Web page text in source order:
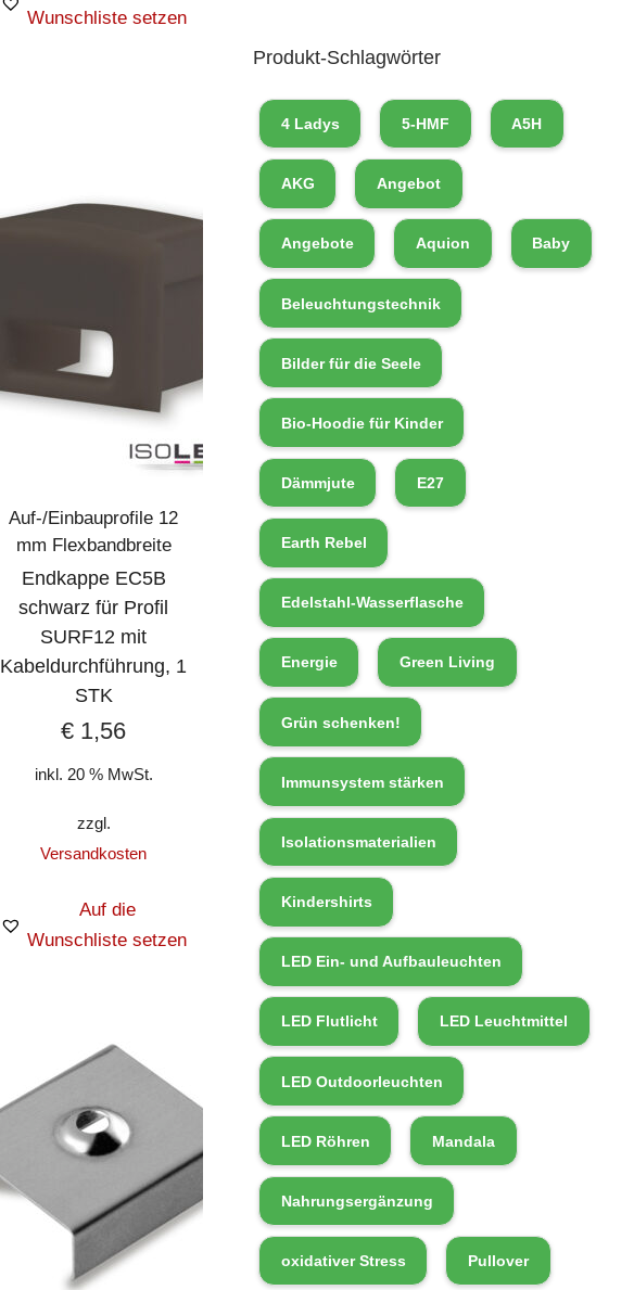
Wunschliste setzen
Auf-/Einbauprofile 12
mm Flexbandbreite
Endkappe EC5B
schwarz für Profil
SURF12 mit
Kabeldurchführung, 1
STK
€ 1,56
inkl. 20 % MwSt.
zzgl.
Versandkosten
Auf die
Wunschliste setzen
Produkt-Schlagwörter
4 Ladys 5-HMF A5H
AKG Angebot
Angebote Aquion Baby
Beleuchtungstechnik
Bilder für die Seele
Bio-Hoodie für Kinder
Dämmjute E27
Earth Rebel
Edelstahl-Wasserflasche
Energie Green Living
Grün schenken!
Immunsystem stärken
Isolationsmaterialien
Kindershirts
LED Ein- und Aufbauleuchten
LED Flutlicht LED Leuchtmittel
LED Outdoorleuchten
LED Röhren Mandala
Nahrungsergänzung
oxidativer Stress Pullover